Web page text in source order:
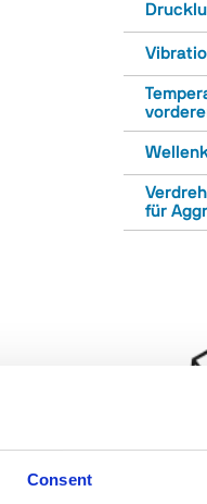
Consent
für